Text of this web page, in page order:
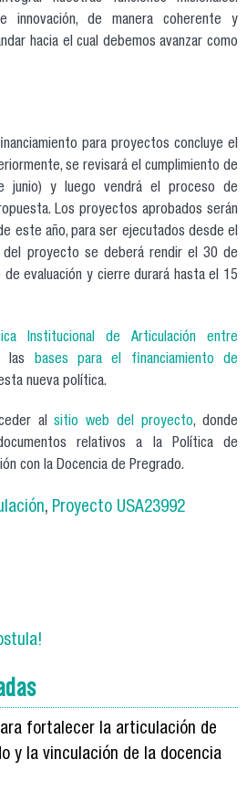
innovación, de manera coherente y
hacia el cual debemos avanzar como
para proyectos concluye el
se revisará el cumplimiento de
junio) y luego vendrá el proceso de
Los proyectos aprobados serán
este año, para ser ejecutados desde el
proyecto se deberá rendir el 30 de
evaluación y cierre durará hasta el 15
Institucional de Articulación entre
bases para el financiamiento de
nueva política.
al sitio web del proyecto, donde
relativos a la Política de
con la Docencia de Pregrado.
, Proyecto USA23992
fortalecer la articulación de
y la vinculación de la docencia